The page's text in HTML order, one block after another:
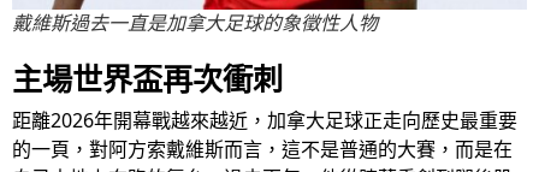
戴維斯過去一直是加拿大足球的象徵性人物
主場世界盃再次衝刺
距離2026年開幕戰越來越近，加拿大足球正走向歷史最重要
的一頁，對阿方索戴維斯而言，這不是普通的大賽，而是在